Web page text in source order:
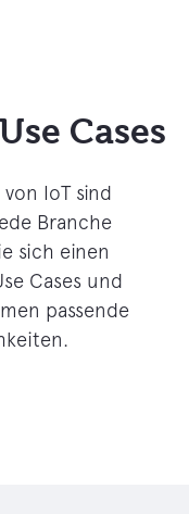
Cases
IoT sind
Branche
sich einen
Cases und
passende